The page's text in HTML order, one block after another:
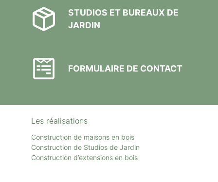
STUDIOS ET BUREAUX DE
JARDIN
FORMULAIRE DE CONTACT
Les réalisations
Construction de maisons en bois
Construction de Studios de Jardin
Construction d’extensions en bois